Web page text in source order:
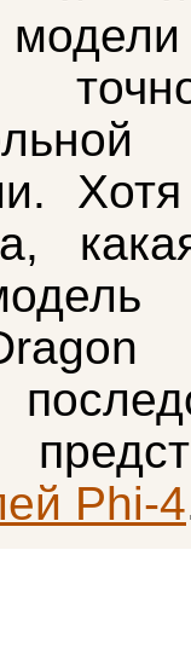
Phi-4